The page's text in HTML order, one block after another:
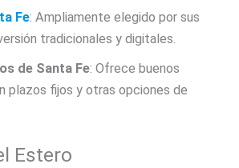
Fe: Ampliamente elegido por sus
tradicionales y digitales.
de Santa Fe: Ofrece buenos
plazos fijos y otras opciones de
Estero